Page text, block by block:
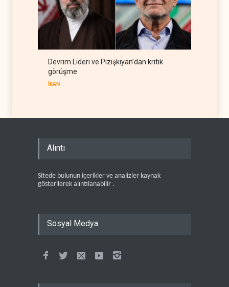
Devrim Lideri ve Pizişkiyan’dan kritik
görüşme
İRAN
Alıntı
Sitede bulunun içerikler ve analizler kaynak
gösterilerek alıntılanabilir .
Sosyal Medya